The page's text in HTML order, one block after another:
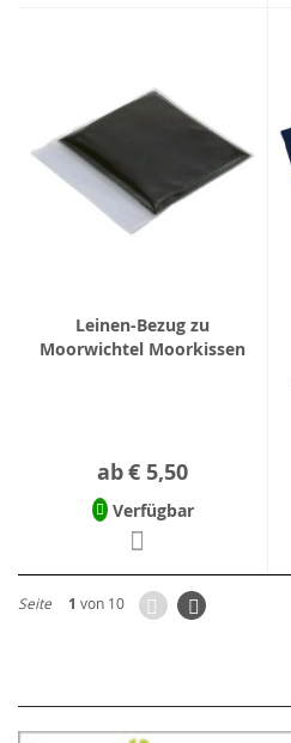
Leinen-Bezug zu
Moorwichtel Moorkissen
ab€ 5,50
Verfügbar
Seite 1 von 10 ZurückSeite
Weiter